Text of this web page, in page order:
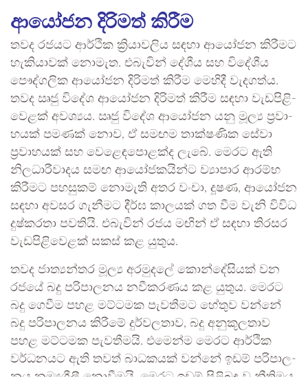
ආයෝ­ජන දිරි­මත් කිරීම
තවද රජ­යට ආර්ථික ක්‍රියා­ව­ලිය සඳහා ආයෝ­ජන කිරී­මට
හැකි­යා­වක් නොමැත. එබැ­වින් දේශීය සහ විදේ­ශීය
පෞද්ග­ලික ආයෝ­ජන දිරි­මත් කිරීම මෙහිදී වැද­ගත්ය.
තවද ඍජු විදේශ ආයෝ­ජන දිරි­මත් කිරීම සඳහා වැඩ­පි­ළි­
වෙ­ළක් අව­ශ්‍යය. ඍජු විදේශ ආයෝ­ජන යනු මූල්‍ය ප්‍රවා­
හ­යක් පම­ණක් නොව, ඒ සම­ඟම තාක්ෂ­ණික සේවා
ප්‍රවා­හ­යක් සහ වෙළෙ­ඳ­පො­ළක්ද ලැබේ. මෙරට ඇති
නිල­ධා­රී­වා­දය සමඟ ආයෝ­ජ­ක­යින්ට ව්‍යාපාර ආරම්භ
කිරී­මට පහ­සු­කම් නොමැති අතර වංචා, දූෂණ, ආයෝ­ජන
සඳහා අව­සර ගැනී­මට දීර්ඝ කාල­යක් ගත වීම වැනි විවිධ
දුෂ්ක­රතා පව­තියි. එබැ­වින් රජය මඟින් ඒ සඳහා තිර­සර
වැඩ­පි­ළි­වෙ­ළක් සකස් කළ යුතුය.
තවද ජාත්‍ය­න්තර මූල්‍ය අර­මු­දලේ කොන්දේ­සි­යක් වන
රජයේ බදු පරි­පා­ල­නය නවී­ක­ර­ණය කළ යුතුය. මෙරට
බදු ගෙවීම පහළ මට්ට­මක පැව­තී­මට හේතුව වන්නේ
බදු පරි­පා­ල­නය කිරීමේ දුර්ව­ල­තාව, බදු අනු­කූ­ල­තාව
පහළ මට්ට­මක පැව­තී­මයි. එමෙන්ම මෙරට ආර්ථික
වර්ධ­න­යට ඇති තවත් බාධ­ක­යක් වන්නේ ඉඩම් පරි­පා­ල­